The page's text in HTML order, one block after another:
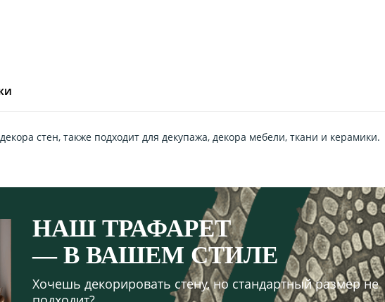
стен, также подходит для декупажа, декора мебели, ткани и керамики.
НАШ ТРАФАРЕТ
— В ВАШЕМ СТИЛЕ
Хочешь декорировать стену, но стандартный размер не